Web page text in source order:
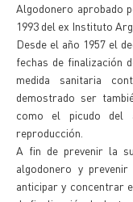
Algodonero aprobado
1993 del ex Instituto
Desde el año 1957 el
fechas de finalización
medida sanitaria
demostrado ser
como el picudo del
reproducción.
A fin de prevenir la
algodonero y
anticipar y concentrar